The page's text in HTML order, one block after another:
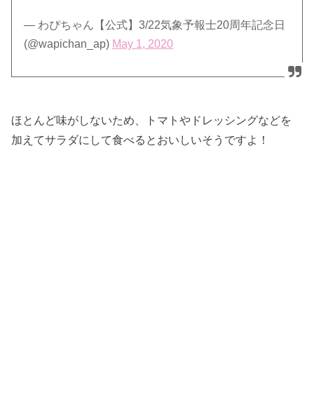
— わぴちゃん【公式】3/22気象予報士20周年記念日
(@wapichan_ap) May 1, 2020
ほとんど味がしないため、トマトやドレッシングなどを
加えてサラダにして食べるとおいしいそうですよ！